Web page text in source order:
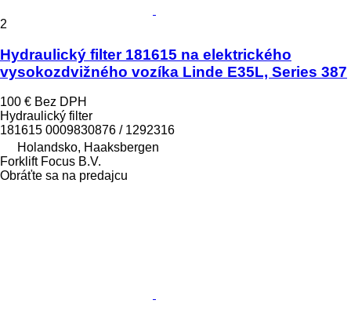
2
Hydraulický filter 181615 na elektrického
vysokozdvižného vozíka Linde E35L, Series 387
100 € Bez DPH
Hydraulický filter
181615 0009830876 / 1292316
Holandsko, Haaksbergen
Forklift Focus B.V.
Obráťte sa na predajcu